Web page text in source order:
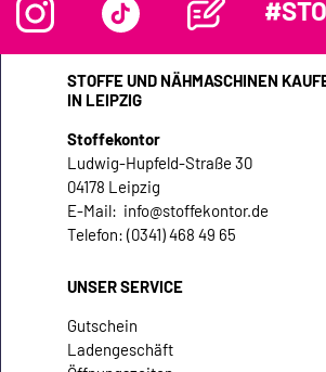
STOFFE UND NÄHMASCHINEN
IN LEIPZIG
Stoffekontor
Ludwig-Hupfeld-Straße 30
04178 Leipzig
E-Mail: info@stoffekontor.de
Telefon: (0341) 468 49 65
UNSER SERVICE
Gutschein
Ladengeschäft